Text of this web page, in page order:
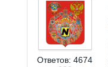
Ответов: 4674